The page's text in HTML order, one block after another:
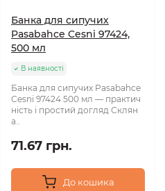
Банка для сипучих
Pasabahce Cesni 97424,
500 мл
В наявності
Банка для сипучих Pasabahce
Cesni 97424 500 мл — практич
ність і простий догляд Склян
а..
71.67 грн.
До кошика